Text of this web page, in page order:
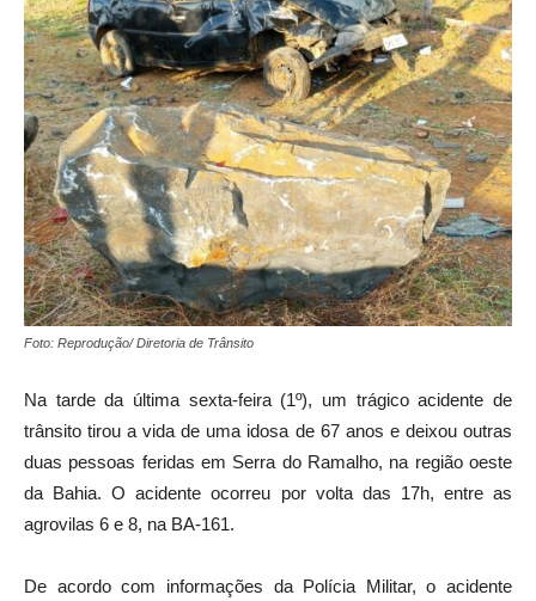
Foto: Reprodução/ Diretoria de Trânsito
Na tarde da última sexta-feira (1º), um trágico acidente de
trânsito tirou a vida de uma idosa de 67 anos e deixou outras
duas pessoas feridas em Serra do Ramalho, na região oeste
da Bahia. O acidente ocorreu por volta das 17h, entre as
agrovilas 6 e 8, na BA-161.
De acordo com informações da Polícia Militar, o acidente